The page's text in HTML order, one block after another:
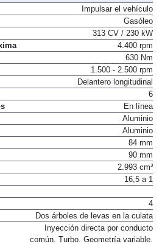
de Combustión
Impulsar el vehículo
Gasóleo
313 CV / 230 kW
4.400 rpm
630 Nm
1.500 - 2.500 rpm
Delantero longitudinal
6
En línea
Aluminio
Aluminio
84 mm
90 mm
2.993 cm³
4
Dos árboles de levas en la culata
Inyección directa por conducto